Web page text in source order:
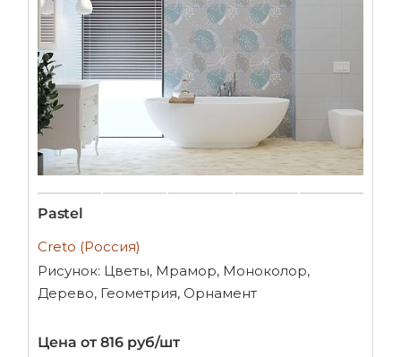
Pastel
Creto (Россия)
Рисунок: Цветы, Мрамор, Моноколор,
Дерево, Геометрия, Орнамент
Цена от 816 руб/шт